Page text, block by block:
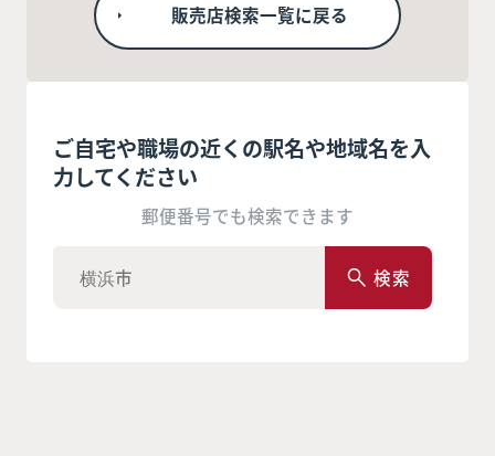
販売店検索一覧に戻る
ご自宅や職場の近くの駅名や地域名を入
力してください
郵便番号でも検索できます
検索